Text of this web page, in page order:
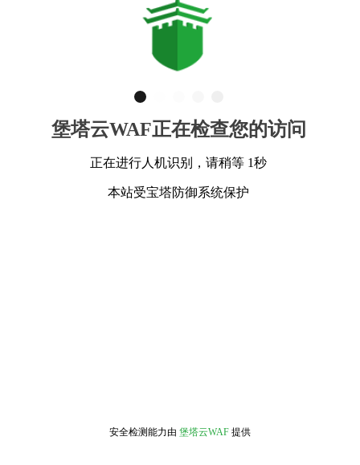
堡塔云WAF正在检查您的访问
正在进行人机识别，请稍等 1秒
本站受宝塔防御系统保护
安全检测能力由 堡塔云WAF 提供